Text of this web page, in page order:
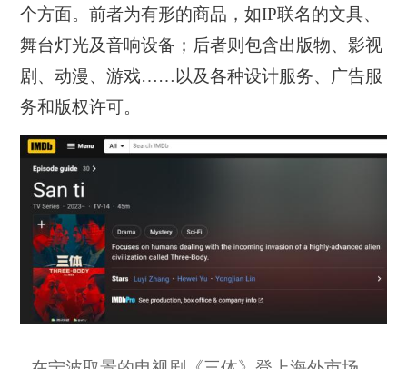
个方面。前者为有形的商品，如IP联名的文具、
舞台灯光及音响设备；后者则包含出版物、影视
剧、动漫、游戏……以及各种设计服务、广告服
务和版权许可。